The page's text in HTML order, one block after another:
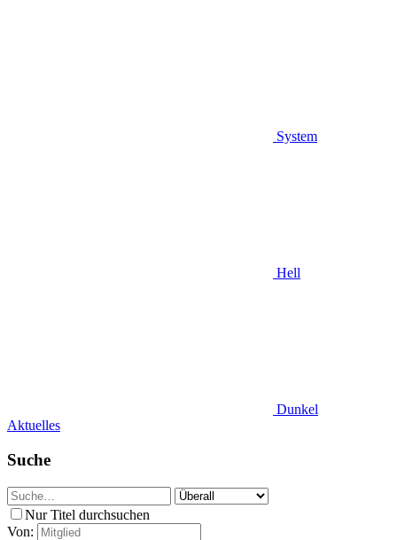
System
Hell
Dunkel
Aktuelles
Suche
Nur Titel durchsuchen
Von: